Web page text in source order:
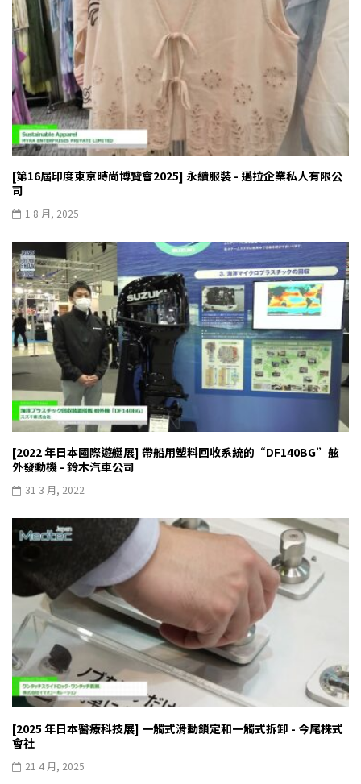
[第16屆印度東京時尚博覽會2025] 永續服裝 - 邁拉企業私人有限公
司
1 8 月, 2025
[2022 年日本國際遊艇展] 帶船用塑料回收系統的“DF140BG”舷
外發動機 - 鈴木汽車公司
31 3 月, 2022
[2025 年日本醫療科技展] 一觸式滑動鎖定和一觸式拆卸 - 今尾株式
會社
21 4 月, 2025